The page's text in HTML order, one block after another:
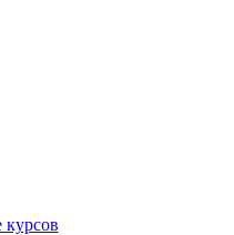
курсов